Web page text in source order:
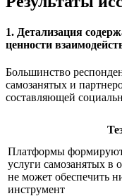
1. Детализация
ценности
Большинство
самозанятых и
составляющей
Платформы
услуги самозанятых в
не может обеспечить
инструмент